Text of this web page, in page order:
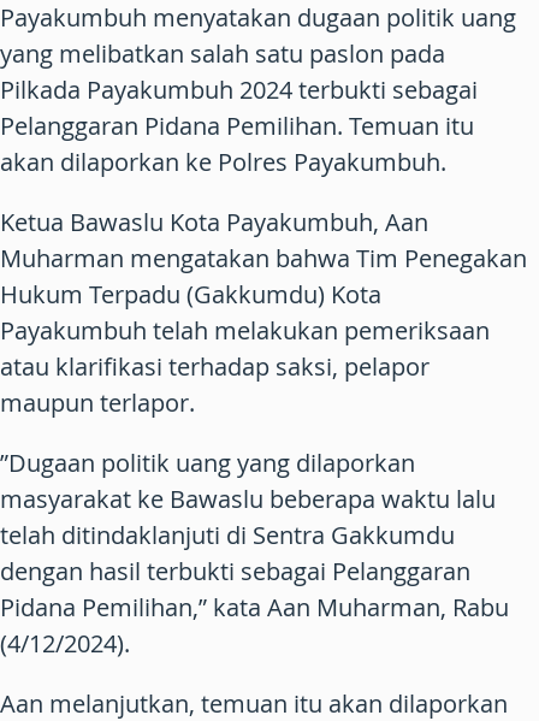
Payakumbuh menyatakan dugaan politik uang
yang melibatkan salah satu paslon pada
Pilkada Payakumbuh 2024 terbukti sebagai
Pelanggaran Pidana Pemilihan. Temuan itu
akan dilaporkan ke Polres Payakumbuh.
Ketua Bawaslu Kota Payakumbuh, Aan
Muharman mengatakan bahwa Tim Penegakan
Hukum Terpadu (Gakkumdu) Kota
Payakumbuh telah melakukan pemeriksaan
atau klarifikasi terhadap saksi, pelapor
maupun terlapor.
”Dugaan politik uang yang dilaporkan
masyarakat ke Bawaslu beberapa waktu lalu
telah ditindaklanjuti di Sentra Gakkumdu
dengan hasil terbukti sebagai Pelanggaran
Pidana Pemilihan,” kata Aan Muharman, Rabu
(4/12/2024).
Aan melanjutkan, temuan itu akan dilaporkan